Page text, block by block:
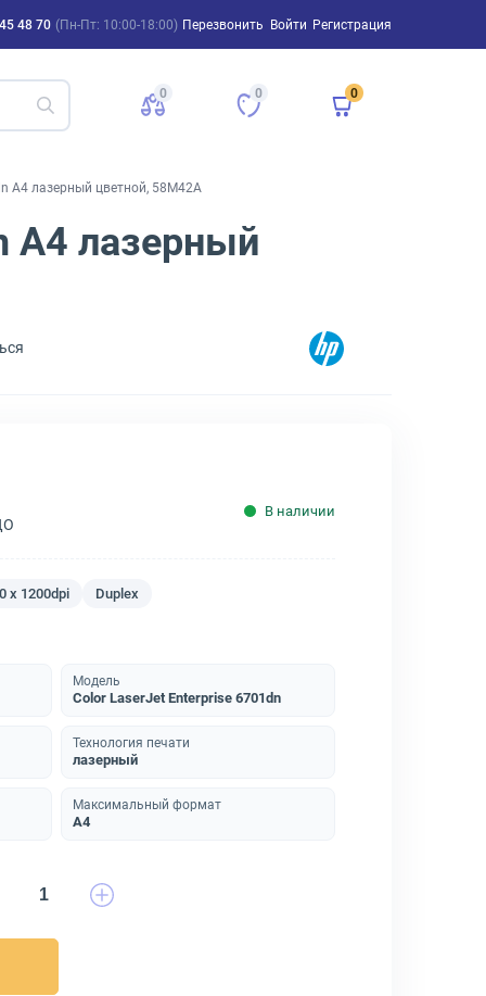
48 70 (Пн-Пт: 10:00-18:00) Перезвонить Войти Регистрация
0 0 0
A4 лазерный цветной, 58M42A
A4 лазерный
В наличии
x 1200dpi Duplex
Модель
Color LaserJet Enterprise 6701dn
Технология печати
лазерный
Максимальный формат
A4